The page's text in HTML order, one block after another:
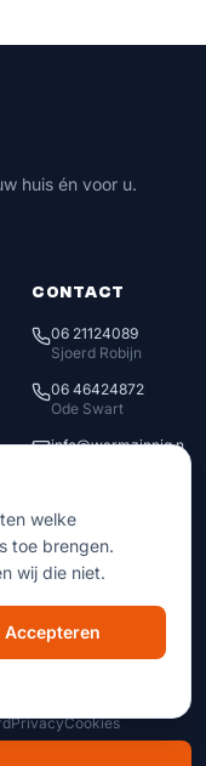
huis én voor u.
CONTACT
06 21124089
Sjoerd Robijn
06 46424872
Ode Swart
info@warmzinnig.n
3722 CV
Ma–Vr 08:00 – 17:00
Za Op afspraak
PrivacyCookies
welke
toe brengen.
wij die niet.
Accepteren